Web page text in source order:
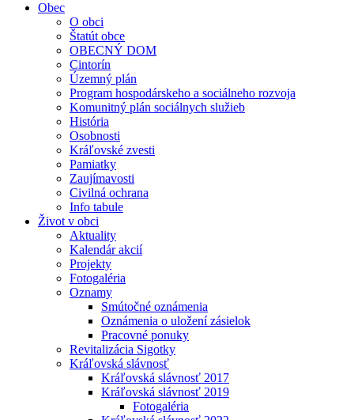
Obec
O obci
Štatút obce
OBECNÝ DOM
Cintorín
Územný plán
Program hospodárskeho a sociálneho rozvoja
Komunitný plán sociálnych služieb
História
Osobnosti
Kráľovské zvesti
Pamiatky
Zaujímavosti
Civilná ochrana
Info tabule
Život v obci
Aktuality
Kalendár akcií
Projekty
Fotogaléria
Oznamy
Smútočné oznámenia
Oznámenia o uložení zásielok
Pracovné ponuky
Revitalizácia Sigotky
Kráľovská slávnosť
Kráľovská slávnosť 2017
Kráľovská slávnosť 2019
Fotogaléria